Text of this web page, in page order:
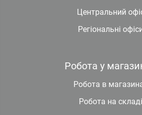
Центральний
Регіональні
Робота у
Робота в
Робота на складі